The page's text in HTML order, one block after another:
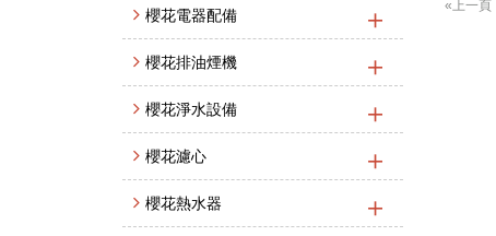
櫻花電器配備
櫻花排油煙機
櫻花淨水設備
櫻花濾心
櫻花熱水器
«上一頁